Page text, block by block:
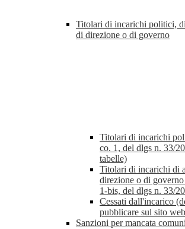
Titolari di incarichi politici,
di direzione o di governo
Titolari di incarichi
co. 1, del dlgs n. 33/
tabelle)
Titolari di incarichi di
direzione o di
1-bis, del dlgs n. 33/
Cessati dall'incarico
pubblicare sul sito
Sanzioni per mancata